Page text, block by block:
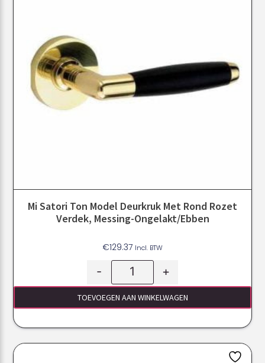
Mi Satori Ton Model Deurkruk Met Rond Rozet
Verdek, Messing-Ongelakt/ebben
€129.37 Incl. BTW
- +
TOEVOEGEN AAN WINKELWAGEN